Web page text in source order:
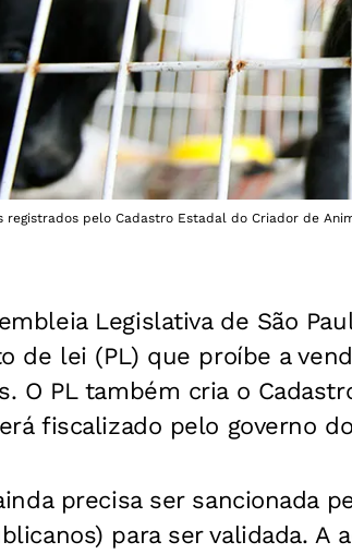
registrados pelo Cadastro Estadal do Criador de
Legislativa de São
de lei (PL) que proíbe a
O PL também cria o
fiscalizado pelo governo
precisa ser sancionada
para ser validada. A